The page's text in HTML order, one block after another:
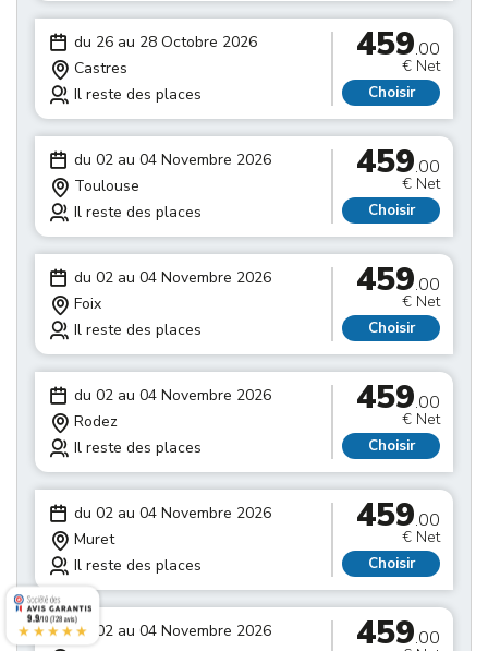
du 26 au 28 Octobre 2026
Castres
Il reste des places
459.00
€ Net
Choisir
du 02 au 04 Novembre 2026
Toulouse
Il reste des places
459.00
€ Net
Choisir
du 02 au 04 Novembre 2026
Foix
Il reste des places
459.00
€ Net
Choisir
du 02 au 04 Novembre 2026
Rodez
Il reste des places
459.00
€ Net
Choisir
du 02 au 04 Novembre 2026
Muret
Il reste des places
459.00
€ Net
Choisir
du 02 au 04 Novembre 2026
459.00
9.9/10 (728 avis)
★★★★★